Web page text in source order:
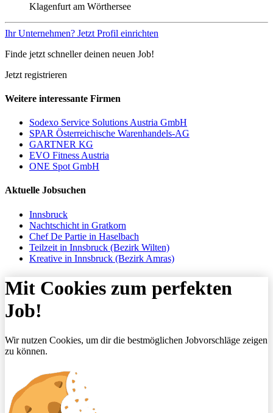
Klagenfurt am Wörthersee
Ihr Unternehmen? Jetzt Profil einrichten
Finde jetzt schneller deinen neuen Job!
Jetzt registrieren
Weitere interessante Firmen
Sodexo Service Solutions Austria GmbH
SPAR Österreichische Warenhandels-AG
GARTNER KG
EVO Fitness Austria
ONE Spot GmbH
Aktuelle Jobsuchen
Innsbruck
Nachtschicht in Gratkorn
Chef De Partie in Haselbach
Teilzeit in Innsbruck (Bezirk Wilten)
Kreative in Innsbruck (Bezirk Amras)
Mit Cookies zum perfekten
Job!
Wir nutzen Cookies, um dir die bestmöglichen Jobvorschläge zeigen
zu können.